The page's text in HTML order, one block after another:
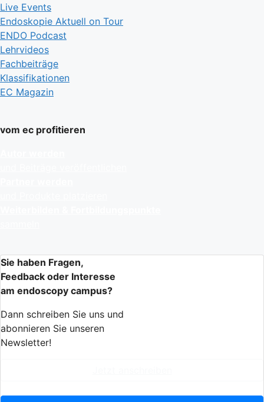
Live Events
Endoskopie Aktuell on Tour
ENDO Podcast
Lehrvideos
Fachbeiträge
Klassifikationen
EC Magazin
vom ec profitieren
Sie haben Fragen,
Feedback oder Interesse
am endoscopy campus?
Dann schreiben Sie uns und
abonnieren Sie unseren
Newsletter!